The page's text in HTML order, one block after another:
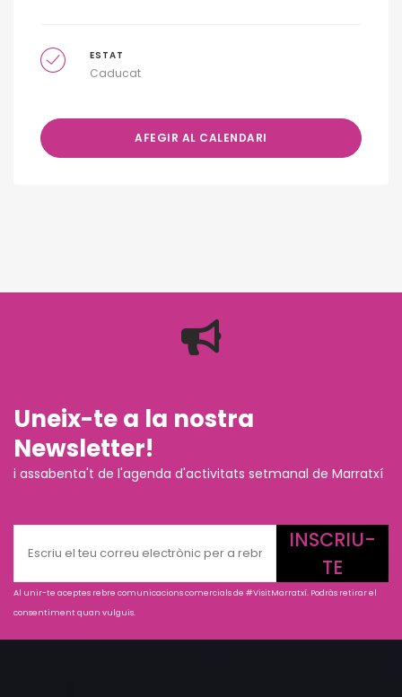
ESTAT
Caducat
AFEGIR AL CALENDARI
Uneix-te a la nostra
Newsletter!
i assabenta't de l'agenda d'activitats setmanal de Marratxí
INSCRIU-
TE
Al unir-te aceptes rebre comunicacions comercials de #VisitMarratxí. Podràs retirar el
consentiment quan vulguis.